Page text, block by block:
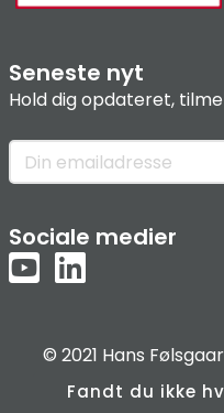
Seneste nyt
Hold dig opdateret,
Sociale medier
© 2021 Hans
Fandt du ikke